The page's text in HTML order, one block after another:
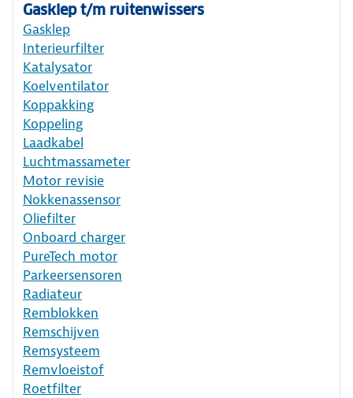
Gasklep t/m ruitenwissers
Gasklep
Interieurfilter
Katalysator
Koelventilator
Koppakking
Koppeling
Laadkabel
Luchtmassameter
Motor revisie
Nokkenassensor
Oliefilter
Onboard charger
PureTech motor
Parkeersensoren
Radiateur
Remblokken
Remschijven
Remsysteem
Remvloeistof
Roetfilter